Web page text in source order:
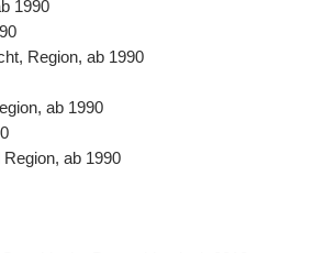
1990
Region, ab 1990
ab 1990
ab 1990